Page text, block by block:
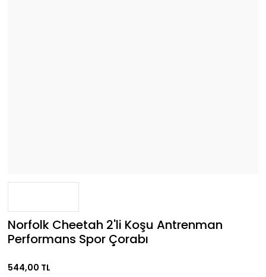
Norfolk Cheetah 2'li Koşu Antrenman
Performans Spor Çorabı
544,00 TL